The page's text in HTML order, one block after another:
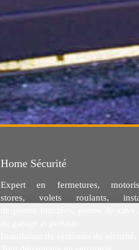
Home Sécurité
Expert en fermetures,
stores, volets roulants,
de portes blindées, portes de